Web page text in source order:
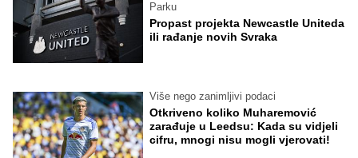
Parku
Propast projekta Newcastle Uniteda
ili rađanje novih Svraka
Više nego zanimljivi podaci
Otkriveno koliko Muharemović
zarađuje u Leedsu: Kada su vidjeli
cifru, mnogi nisu mogli vjerovati!